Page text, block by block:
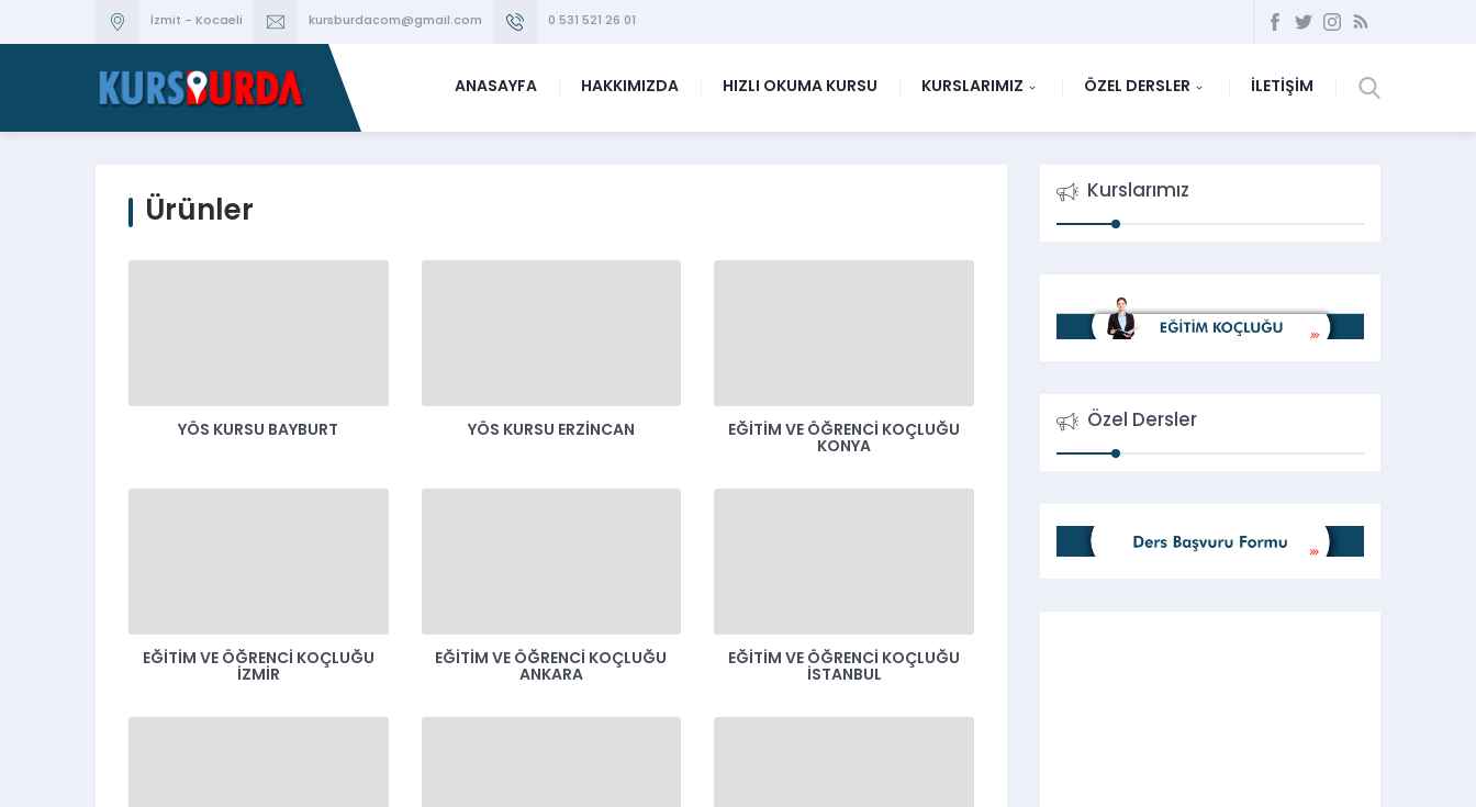
İzmit - Kocaeli kursburdacom@gmail.com 0 531 521 26 01
ANASAYFA HAKKIMIZDA HIZLI OKUMA KURSU KURSLARIMIZ ÖZEL DERSLER İLETİŞİM
Ürünler
YÖS KURSU BAYBURT YÖS KURSU ERZINCAN
EĞITIM VE ÖĞRENCI KOÇLUĞU
KONYA
EĞITIM VE ÖĞRENCI KOÇLUĞU
İZMIR
EĞITIM VE ÖĞRENCI KOÇLUĞU
ANKARA
EĞITIM VE ÖĞRENCI KOÇLUĞU
İSTANBUL
Kurslarımız
Özel Dersler